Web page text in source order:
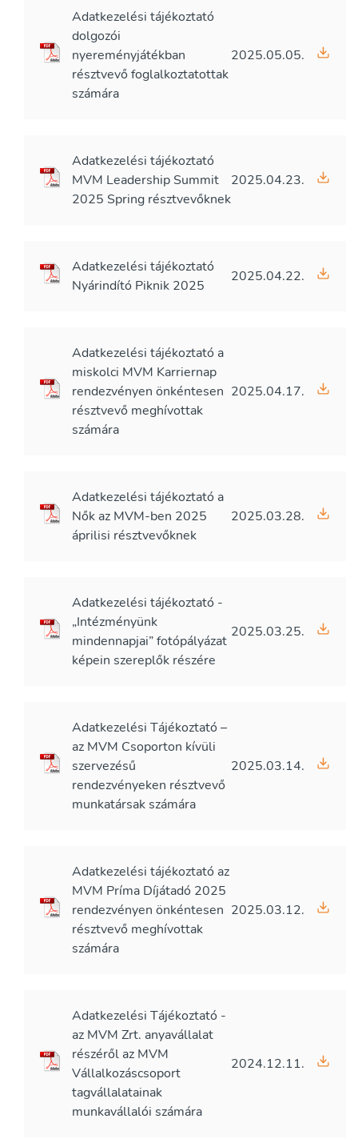
Adatkezelési tájékoztató
dolgozói
nyereményjátékban
résztvevő foglalkoztatottak
számára
2025.05.05.
Adatkezelési tájékoztató
MVM Leadership Summit
2025 Spring résztvevőknek
2025.04.23.
Adatkezelési tájékoztató
Nyárindító Piknik 2025
2025.04.22.
Adatkezelési tájékoztató a
miskolci MVM Karriernap
rendezvényen önkéntesen
résztvevő meghívottak
számára
2025.04.17.
Adatkezelési tájékoztató a
Nők az MVM-ben 2025
áprilisi résztvevőknek
2025.03.28.
Adatkezelési tájékoztató -
„Intézményünk
mindennapjai” fotópályázat
képein szereplők részére
2025.03.25.
Adatkezelési Tájékoztató –
az MVM Csoporton kívüli
szervezésű
rendezvényeken résztvevő
munkatársak számára
2025.03.14.
Adatkezelési tájékoztató az
MVM Príma Díjátadó 2025
rendezvényen önkéntesen
résztvevő meghívottak
számára
2025.03.12.
Adatkezelési Tájékoztató -
az MVM Zrt. anyavállalat
részéről az MVM
Vállalkozáscsoport
tagvállalatainak
munkavállalói számára
2024.12.11.